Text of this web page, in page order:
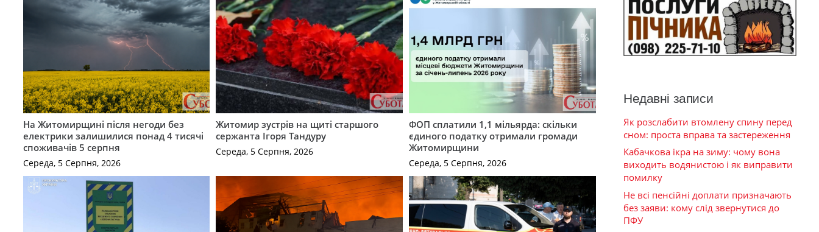
На Житомирщині після негоди без
електрики залишилися понад 4 тисячі
споживачів 5 серпня
Середа, 5 Серпня, 2026
Житомир зустрів на щиті старшого
сержанта Ігоря Тандуру
Середа, 5 Серпня, 2026
ФОП сплатили 1,1 мільярда: скільки
єдиного податку отримали громади
Житомирщини
Середа, 5 Серпня, 2026
Недавні записи
Як розслабити втомлену спину перед
сном: проста вправа та застереження
Кабачкова ікра на зиму: чому вона
виходить водянистою і як виправити
помилку
Не всі пенсійні доплати призначають
без заяви: кому слід звернутися до
ПФУ